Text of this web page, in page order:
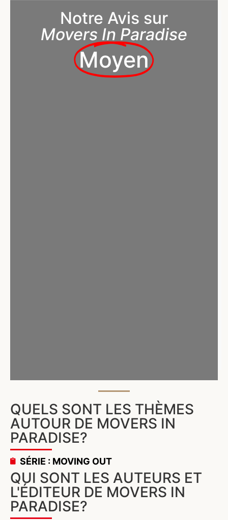
Notre Avis sur
Movers In Paradise
Moyen
QUELS SONT LES THÈMES
AUTOUR DE MOVERS IN
PARADISE?
SÉRIE : MOVING OUT
QUI SONT LES AUTEURS ET
L'ÉDITEUR DE MOVERS IN
PARADISE?